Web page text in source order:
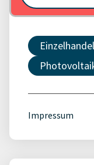
Impressum